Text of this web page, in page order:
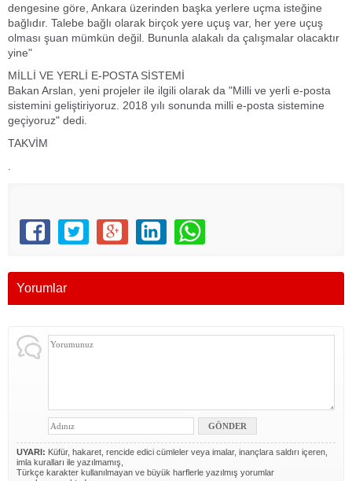
dengesine göre, Ankara üzerinden başka yerlere uçma isteğine
bağlıdır. Talebe bağlı olarak birçok yere uçuş var, her yere uçuş
olması şuan mümkün değil. Bununla alakalı da çalışmalar olacaktır
yine"
MİLLİ VE YERLİ E-POSTA SİSTEMİ
Bakan Arslan, yeni projeler ile ilgili olarak da "Milli ve yerli e-posta
sistemini geliştiriyoruz. 2018 yılı sonunda milli e-posta sistemine
geçiyoruz" dedi.
TAKVİM
Yorumlar
UYARI: Küfür, hakaret, rencide edici cümleler veya imalar, inançlara saldırı içeren,
imla kuralları ile yazılmamış,
Türkçe karakter kullanılmayan ve büyük harflerle yazılmış yorumlar